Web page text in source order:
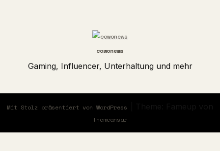
cowonews
Gaming, Influencer, Unterhaltung und mehr
Mit Stolz präsentiert von WordPress
Themeansar